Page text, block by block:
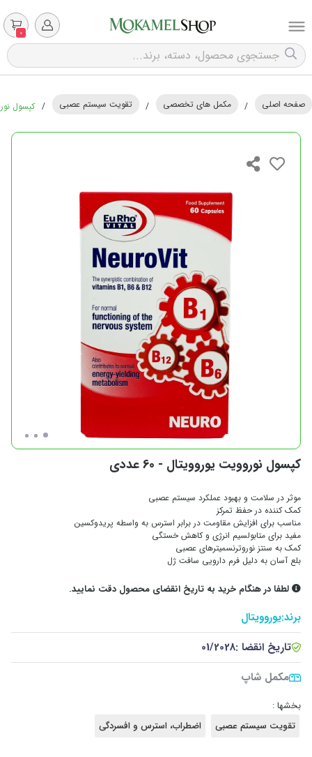
0
صفحه اصلی / مکمل های تخصصی / تقویت سیستم عصبی / کپسول
کپسول نوروویت یوروویتال - 60 عددی
موثر در سلامت و بهبود عملکرد سیستم عصبی
کمک کننده در حفظ تمرکز
مناسب برای افزایش مقاومت در برابر استرس به واسطه پریدوکسین
مفید برای متابولسیم انرژی و کاهش خستگی
کمک به سنتز نوروترنسمیتر‌های عصبی
بلع آسان به دلیل فرم دارویی سافت ژل
لطفا در هنگام خرید به تاریخ انقضای محصول دقت نمایید.
برند:یوروویتال
تاریخ انقضا :01/2028
مکمل شاپ
بخشها :
تقویت سیستم عصبی
اضطراب، استرس و افسردگی